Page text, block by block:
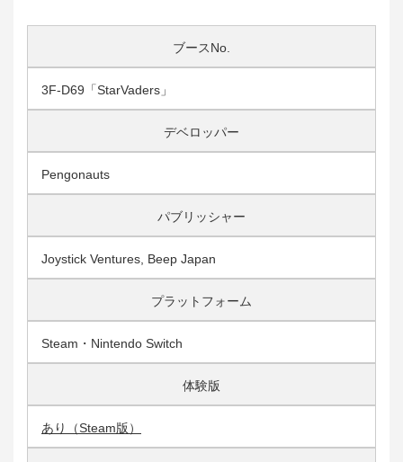
ブースNo.
3F-D69「StarVaders」
デベロッパー
Pengonauts
パブリッシャー
Joystick Ventures, Beep Japan
プラットフォーム
Steam・Nintendo Switch
体験版
あり（Steam版）